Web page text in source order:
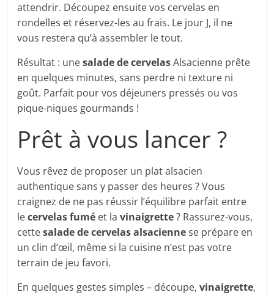
attendrir. Découpez ensuite vos cervelas en
rondelles et réservez-les au frais. Le jour J, il ne
vous restera qu’à assembler le tout.
Résultat : unesalade de cervelasAlsacienne prête
en quelques minutes, sans perdre ni texture ni
goût. Parfait pour vos déjeuners pressés ou vos
pique-niques gourmands !
Prêt à vous lancer ?
Vous rêvez de proposer un plat alsacien
authentique sans y passer des heures ? Vous
craignez de ne pas réussir l’équilibre parfait entre
lecervelas fumé et lavinaigrette? Rassurez-vous,
cettesalade de cervelas alsaciennese prépare en
un clin d’œil, même si la cuisine n’est pas votre
terrain de jeu favori.
En quelques gestes simples – découpe,vinaigrette,